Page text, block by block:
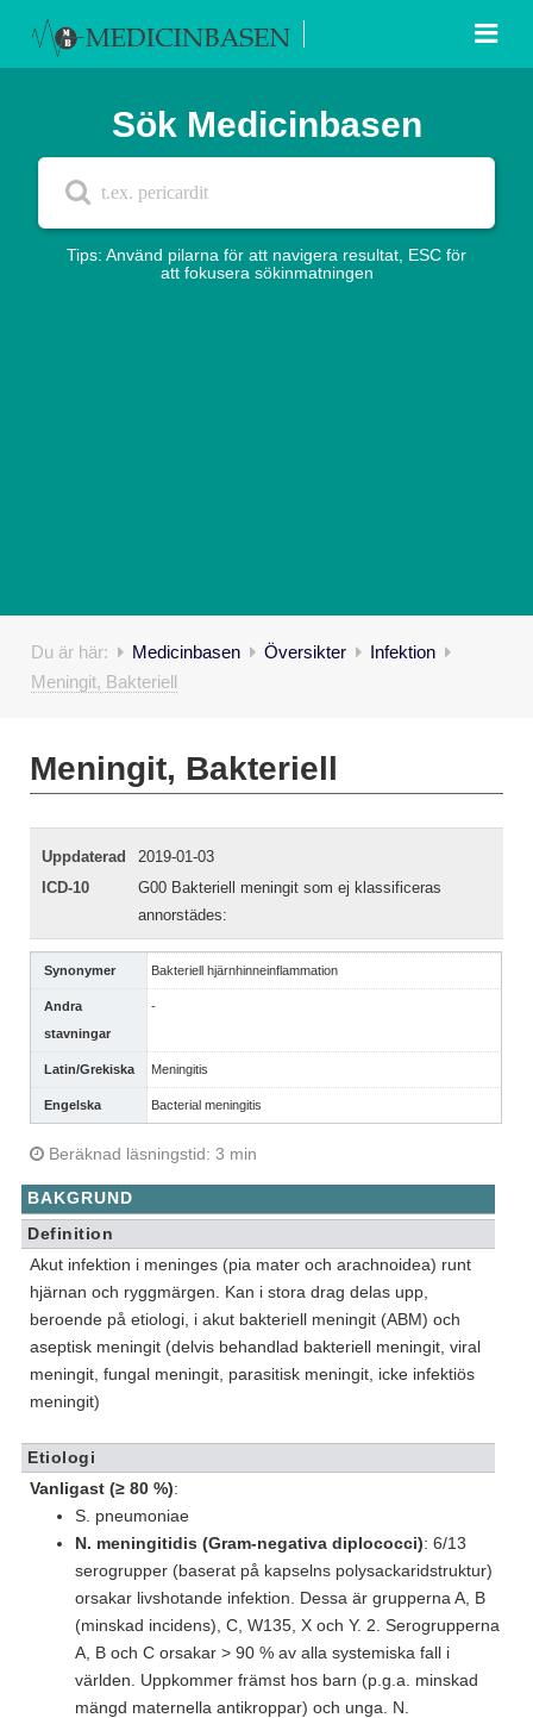
Sök Medicinbasen
Tips: Använd pilarna för att navigera resultat, ESC för
att fokusera sökinmatningen
Du är här: Medicinbasen Översikter
Infektion
Meningit, Bakteriell
Meningit, Bakteriell
Uppdaterad
2019-01-03
ICD-10
G00 Bakteriell meningit som ej klassificeras
annorstädes:
Synonymer Bakteriell hjärnhinneinflammation
Andra
stavningar
-
Latin/Grekiska Meningitis
Engelska Bacterial meningitis
Beräknad läsningstid: 3 min
BAKGRUND
Definition
Akut infektion i meninges (pia mater och arachnoidea) runt
hjärnan och ryggmärgen. Kan i stora drag delas upp,
beroende på etiologi, i akut bakteriell meningit (ABM) och
aseptisk meningit (delvis behandlad bakteriell meningit, viral
meningit, fungal meningit, parasitisk meningit, icke infektiös
meningit)
Etiologi
Vanligast (≥ 80 %):
S. pneumoniae
N. meningitidis (Gram-negativa diplococci): 6/13
serogrupper (baserat på kapselns polysackaridstruktur)
orsakar livshotande infektion. Dessa är grupperna A, B
(minskad incidens), C, W135, X och Y. 2. Serogrupperna
A, B och C orsakar > 90 % av alla systemiska fall i
världen. Uppkommer främst hos barn (p.g.a. minskad
mängd maternella antikroppar) och unga. N.